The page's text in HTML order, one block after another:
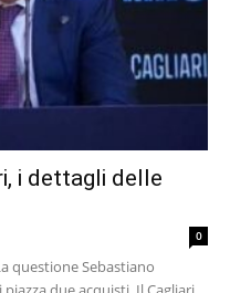
i dettagli delle
0
questione Sebastiano